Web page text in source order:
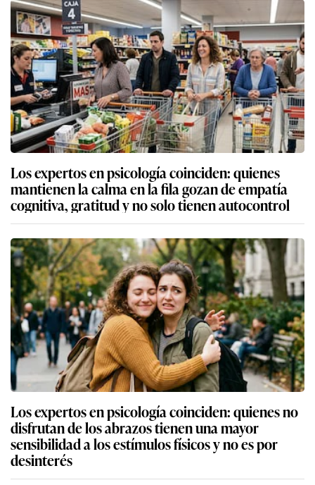
Los expertos en psicología coinciden: quienes
mantienen la calma en la fila gozan de empatía
cognitiva, gratitud y no solo tienen autocontrol
Los expertos en psicología coinciden: quienes no
disfrutan de los abrazos tienen una mayor
sensibilidad a los estímulos físicos y no es por
desinterés